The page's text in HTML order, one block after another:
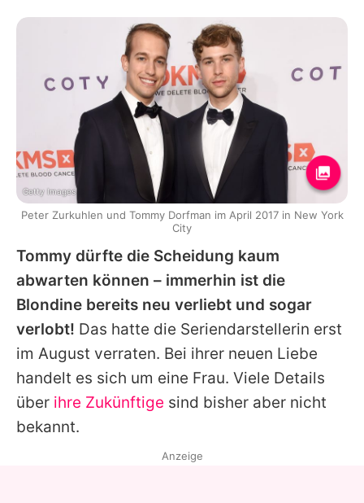
Tommy dürfte die Scheidung kaum
abwarten können – immerhin ist die
Blondine bereits neu verliebt und sogar
verlobt! Das hatte die Seriendarstellerin erst
im August verraten. Bei ihrer neuen Liebe
handelt es sich um eine Frau. Viele Details
über ihre Zukünftige sind bisher aber nicht
bekannt.
Getty Images
Peter Zurkuhlen und Tommy Dorfman im April 2017 in New York
City
Anzeige